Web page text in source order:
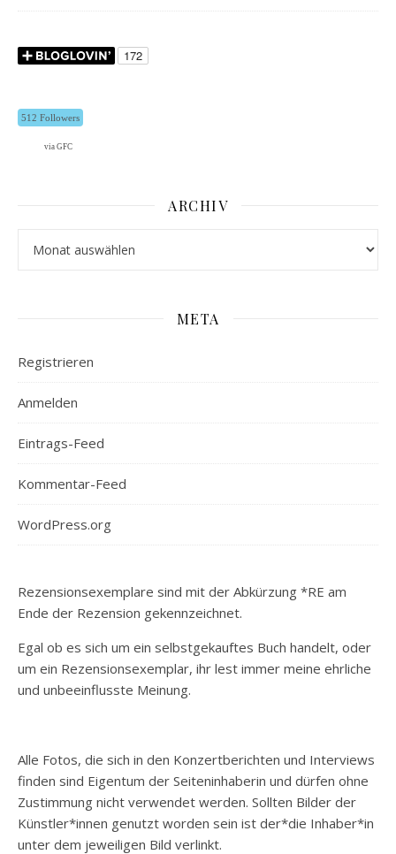
512 Followers
via GFC
ARCHIV
META
Registrieren
Anmelden
Eintrags-Feed
Kommentar-Feed
WordPress.org
Rezensionsexemplare sind mit der Abkürzung *RE am
Ende der Rezension gekennzeichnet.
Egal ob es sich um ein selbstgekauftes Buch handelt, oder
um ein Rezensionsexemplar, ihr lest immer meine ehrliche
und unbeeinflusste Meinung.
Alle Fotos, die sich in den Konzertberichten und Interviews
finden sind Eigentum der Seiteninhaberin und dürfen ohne
Zustimmung nicht verwendet werden. Sollten Bilder der
Künstler*innen genutzt worden sein ist der*die Inhaber*in
unter dem jeweiligen Bild verlinkt.